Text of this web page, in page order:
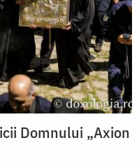
Domnului „Axion